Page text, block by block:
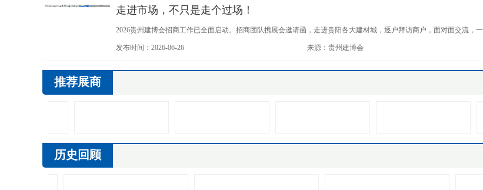
走进市场，不只是走个过场！
2026贵州建博会招商工作已全面启动。招商团队携展会邀请函，走进贵阳各大建材城，逐户拜访商户，面对面交流，
洽谈。
发布时间：2026-06-26 来源：贵州建博会
推荐展商
历史回顾